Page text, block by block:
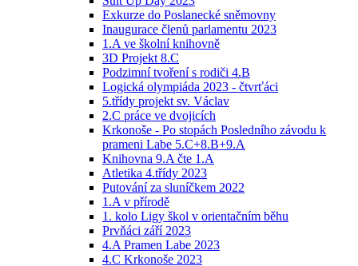
Exkurze do Poslanecké sněmovny
Inaugurace členů parlamentu 2023
1.A ve školní knihovně
3D Projekt 8.C
Podzimní tvoření s rodiči 4.B
Logická olympiáda 2023 - čtvrťáci
5.třídy projekt sv. Václav
2.C práce ve dvojicích
Krkonoše - Po stopách Posledního závodu k
prameni Labe 5.C+8.B+9.A
Knihovna 9.A čte 1.A
Atletika 4.třídy 2023
Putování za sluníčkem 2022
1.A v přírodě
1. kolo Ligy škol v orientačním běhu
Prvňáci září 2023
4.A Pramen Labe 2023
4.C Krkonoše 2023